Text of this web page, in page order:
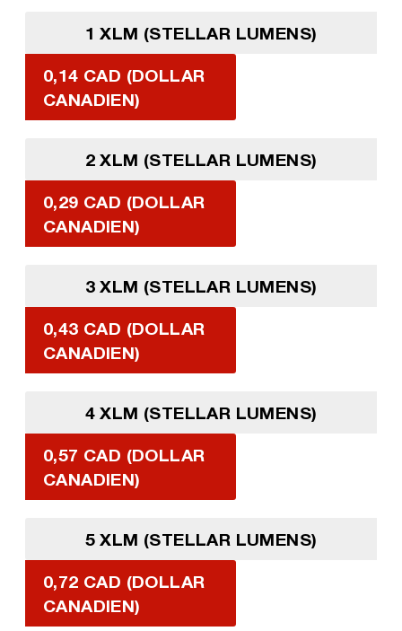
1 XLM (STELLAR LUMENS)
0,14 CAD (DOLLAR
CANADIEN)
2 XLM (STELLAR LUMENS)
0,29 CAD (DOLLAR
CANADIEN)
3 XLM (STELLAR LUMENS)
0,43 CAD (DOLLAR
CANADIEN)
4 XLM (STELLAR LUMENS)
0,57 CAD (DOLLAR
CANADIEN)
5 XLM (STELLAR LUMENS)
0,72 CAD (DOLLAR
CANADIEN)